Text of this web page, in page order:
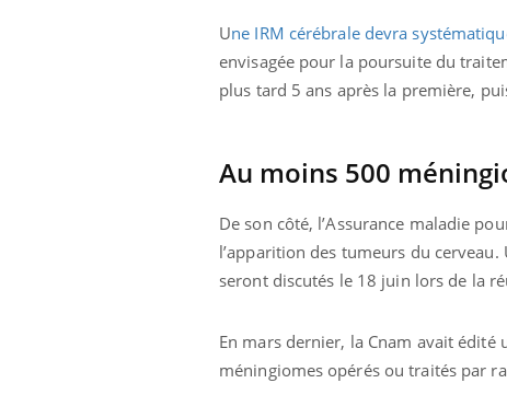
Une IRM cérébrale devra
envisagée pour la poursuite du
plus tard 5 ans après la première,
Au moins 500
De son côté, l’Assurance maladie
l’apparition des tumeurs du
seront discutés le 18 juin lors de la
En mars dernier, la Cnam avait
méningiomes opérés ou traités par